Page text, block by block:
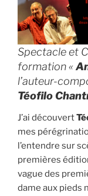
Spectacle et
formation «
l’auteur-
Téofilo
J’ai découvert
mes
l’entendre sur
premières
vague des
dame aux pieds